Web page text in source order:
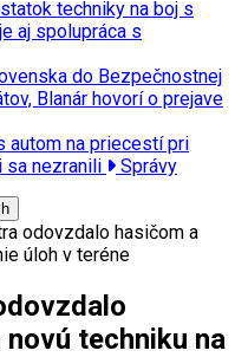
techniky na boj s
aj spolupráca s
do Bezpečnostnej
Blanár hovorí o prejave
autom na priecestí pri
sa nezranili
Správy
odovzdalo hasičom a
úloh v teréne
techniku na